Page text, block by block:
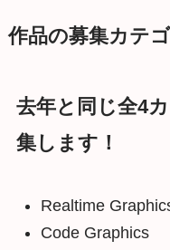
作品の募集カテ
去年と同じ全4
集します！
Realtime
Code Graphics